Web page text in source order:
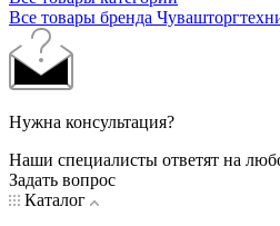
Все товары бренда
Нужна консультация?
Наши специалисты ответят на
Задать вопрос
Каталог